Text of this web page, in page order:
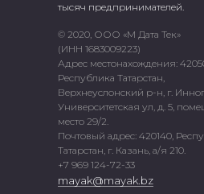
тысяч предпринимателей.
© 2020, ООО «М Дата Тек»
(ИНН 1683009223)
Адрес местонахождения:
Республика Татарстан,
Верхнеуслонский р-н, г.
Университетская ул, д. 5,
место 29/2.
Почтовый адрес: 420140,
Татарстан, г. Казань, а/я 210.
+7 969 124-72-33
mayak@mayak.bz